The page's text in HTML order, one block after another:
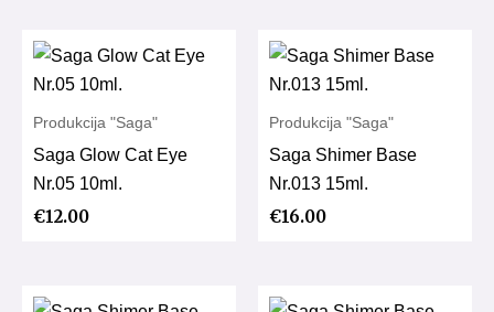
Produkcija "Saga"
Saga Glow Cat Eye
Nr.05 10ml.
€12.00
Produkcija "Saga"
Saga Shimer Base
Nr.013 15ml.
€16.00